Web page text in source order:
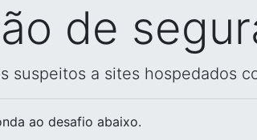
de
suspeitos a sites hospedados
ao desafio abaixo.